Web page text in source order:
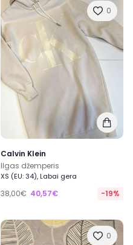
0
Calvin Klein
Ilgas džemperis
XS (EU: 34), Labai gera
38,00€ 40,57€ -19%
0